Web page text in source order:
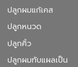
ปลูกผมแก้เคส
ปลูกหนวด
ปลูกคิ้ว
ปลูกผมทับแผลเป็น